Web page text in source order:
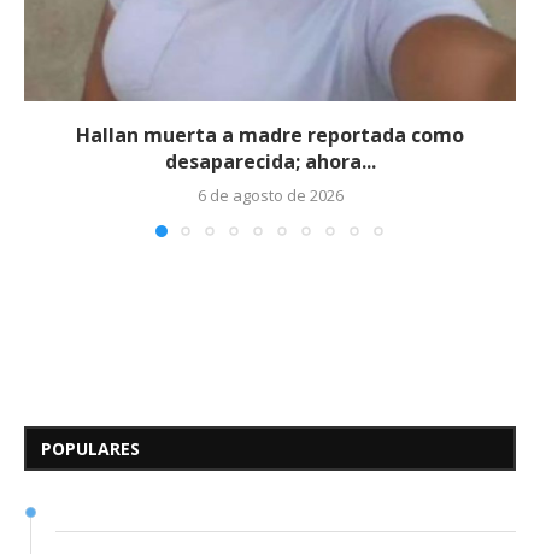
Hallan muerta a madre reportada como
desaparecida; ahora...
6 de agosto de 2026
POPULARESDesconocidos del...